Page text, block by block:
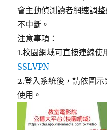
會主動偵測讀者網速調
不中斷。
注意事項：
1.校園網域可直接連線使
SSLVPN
2.登入系統後，請依圖
使用。